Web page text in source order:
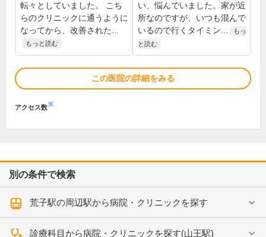
転々としていました。 こち
らのクリニックに通うように
なってから、改善された...
もっと読む
い、悩んでいました。家が近
所なのですが、いつも混んで
いるので行くタイミン...
もっ
と読む
この医院の詳細をみる
アクセス数※
別の条件で検索
荒子駅の周辺駅から病院・クリニックを探す
診療科目から病院・クリニックを探す(山王駅)